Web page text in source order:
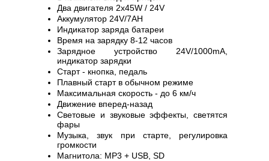
Два двигателя 2х45W / 24V
Аккумулятор 24V/7AH
Индикатор заряда батареи
Время на зарядку 8-12 часов
Зарядное устройство 24V/1000mA,
индикатор зарядки
Старт - кнопка, педаль
Плавный старт в обычном режиме
Максимальная скорость - до 6 км/ч
Движение вперед-назад
Световые и звуковые эффекты, светятся
фары
Музыка, звук при старте, регулировка
громкости
Магнитола: MP3 + USB, SD